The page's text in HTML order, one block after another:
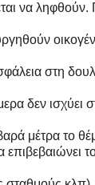
να ληφθούν.
οικ
ια στη
ρα δεν ισχύει
μέτρα το
επιβεβαιώνει